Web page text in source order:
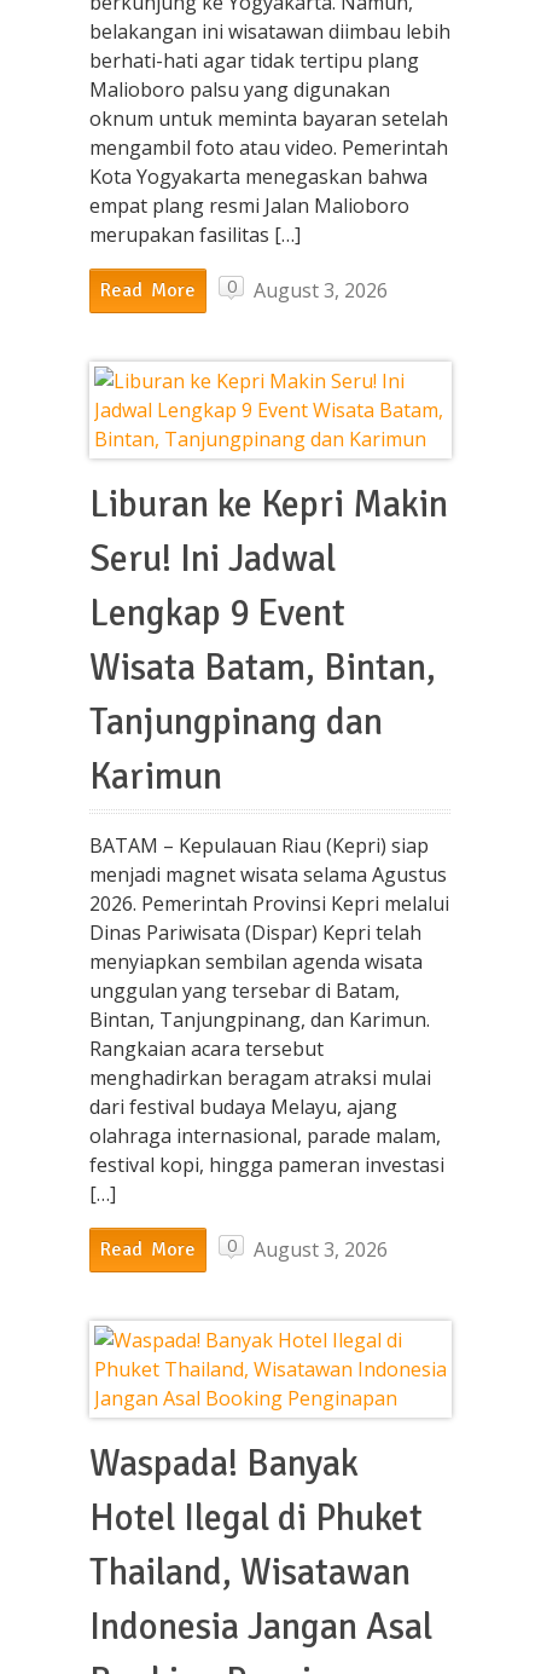
belakangan ini wisatawan diimbau lebih
berhati-hati agar tidak tertipu plang
Malioboro palsu yang digunakan
oknum untuk meminta bayaran setelah
mengambil foto atau video. Pemerintah
Kota Yogyakarta menegaskan bahwa
empat plang resmi Jalan Malioboro
merupakan fasilitas […]
Read More 0 August 3, 2026
Liburan ke Kepri Makin
Seru! Ini Jadwal
Lengkap 9 Event
Wisata Batam, Bintan,
Tanjungpinang dan
Karimun
BATAM – Kepulauan Riau (Kepri) siap
menjadi magnet wisata selama Agustus
2026. Pemerintah Provinsi Kepri melalui
Dinas Pariwisata (Dispar) Kepri telah
menyiapkan sembilan agenda wisata
unggulan yang tersebar di Batam,
Bintan, Tanjungpinang, dan Karimun.
Rangkaian acara tersebut
menghadirkan beragam atraksi mulai
dari festival budaya Melayu, ajang
olahraga internasional, parade malam,
festival kopi, hingga pameran investasi
[…]
Read More 0 August 3, 2026
Waspada! Banyak
Hotel Ilegal di Phuket
Thailand, Wisatawan
Indonesia Jangan Asal